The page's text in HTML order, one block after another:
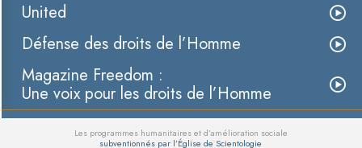
United
Défense des droits de l’Homme
Magazine Freedom :
Une voix pour les droits de l’Homme
Les programmes humanitaires et d’amélioration sociale
subventionnés par l’Église de Scientologie